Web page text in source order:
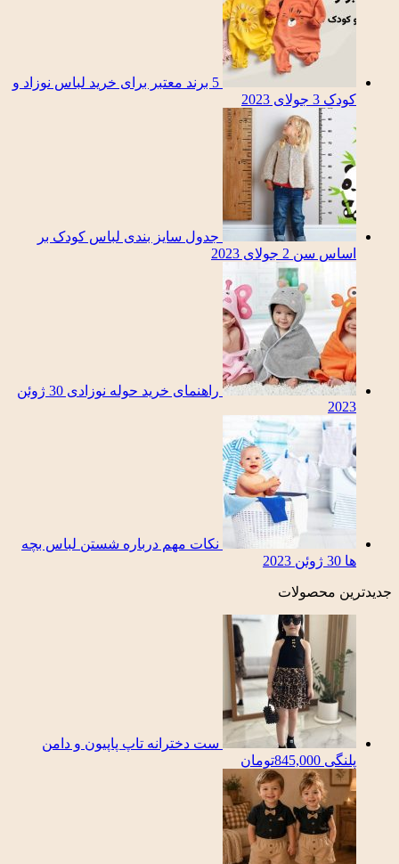
5 برند معتبر برای خرید لباس نوزاد و
کودک 3 جولای 2023
جدول سایز بندی لباس کودک بر
اساس سن 2 جولای 2023
راهنمای خرید حوله نوزادی
30 ژوئن
2023
نکات مهم درباره شستن لباس بچه
ها 30 ژوئن 2023
جدیدترین محصولات
ست دخترانه تاپ پاپیون و دامن
پلنگی 845,000تومان